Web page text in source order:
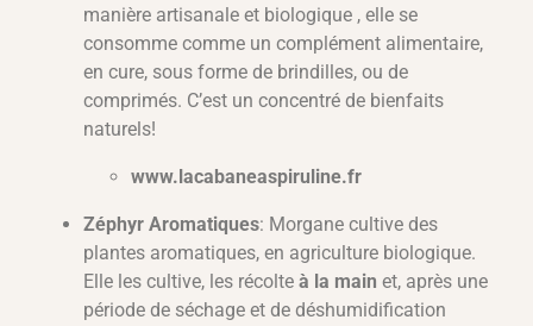
manière artisanale et biologique , elle se
consomme comme un complément alimentaire,
en cure, sous forme de brindilles, ou de
comprimés. C’est un concentré de bienfaits
naturels!
www.lacabaneaspiruline.fr
Zéphyr Aromatiques: Morgane cultive des
plantes aromatiques, en agriculture biologique.
Elle les cultive, les récolte à la main et, après une
période de séchage et de déshumidification